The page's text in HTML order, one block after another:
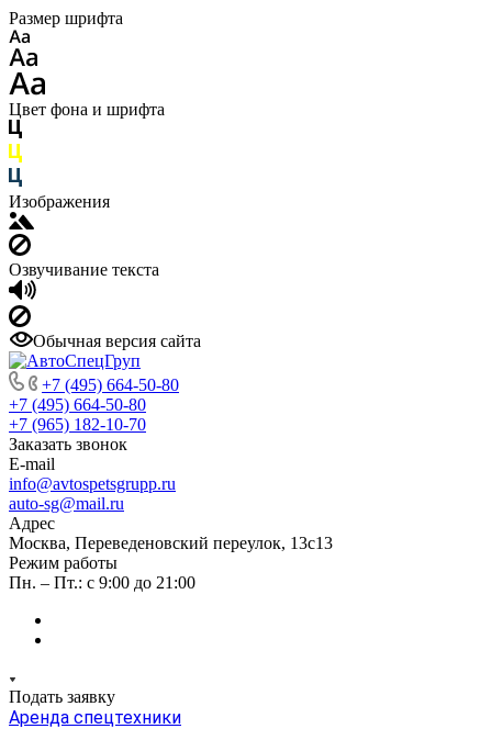
Размер шрифта
Цвет фона и шрифта
Изображения
Озвучивание текста
Обычная версия сайта
+7 (495) 664-50-80
+7 (495) 664-50-80
+7 (965) 182-10-70
Заказать звонок
E-mail
info@avtospetsgrupp.ru
auto-sg@mail.ru
Адрес
Москва, Переведеновский переулок, 13с13
Режим работы
Пн. – Пт.: с 9:00 до 21:00
Подать заявку
Аренда спецтехники